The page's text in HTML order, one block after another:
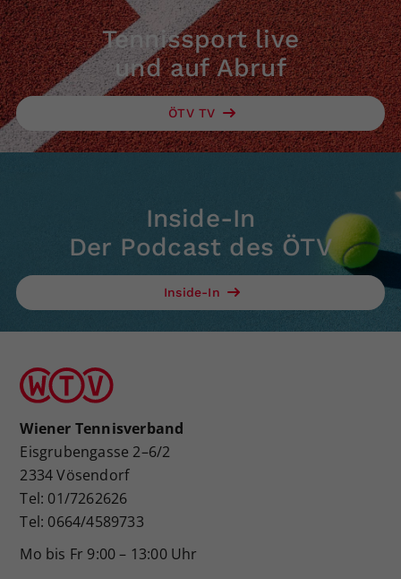
Tennissport live
und auf Abruf
ÖTV TV
Inside-In
Der Podcast des ÖTV
Inside-In
Wiener Tennisverband
Eisgrubengasse 2–6/2
2334 Vösendorf
Tel: 01/7262626
Tel: 0664/4589733
Mo bis Fr 9:00 – 13:00 Uhr